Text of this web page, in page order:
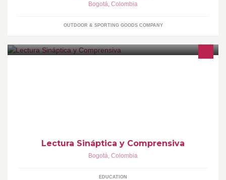
Bogotá, Colombia
OUTDOOR & SPORTING GOODS COMPANY
Lectura Sináptica y Comprensiva
Bogotá, Colombia
EDUCATION